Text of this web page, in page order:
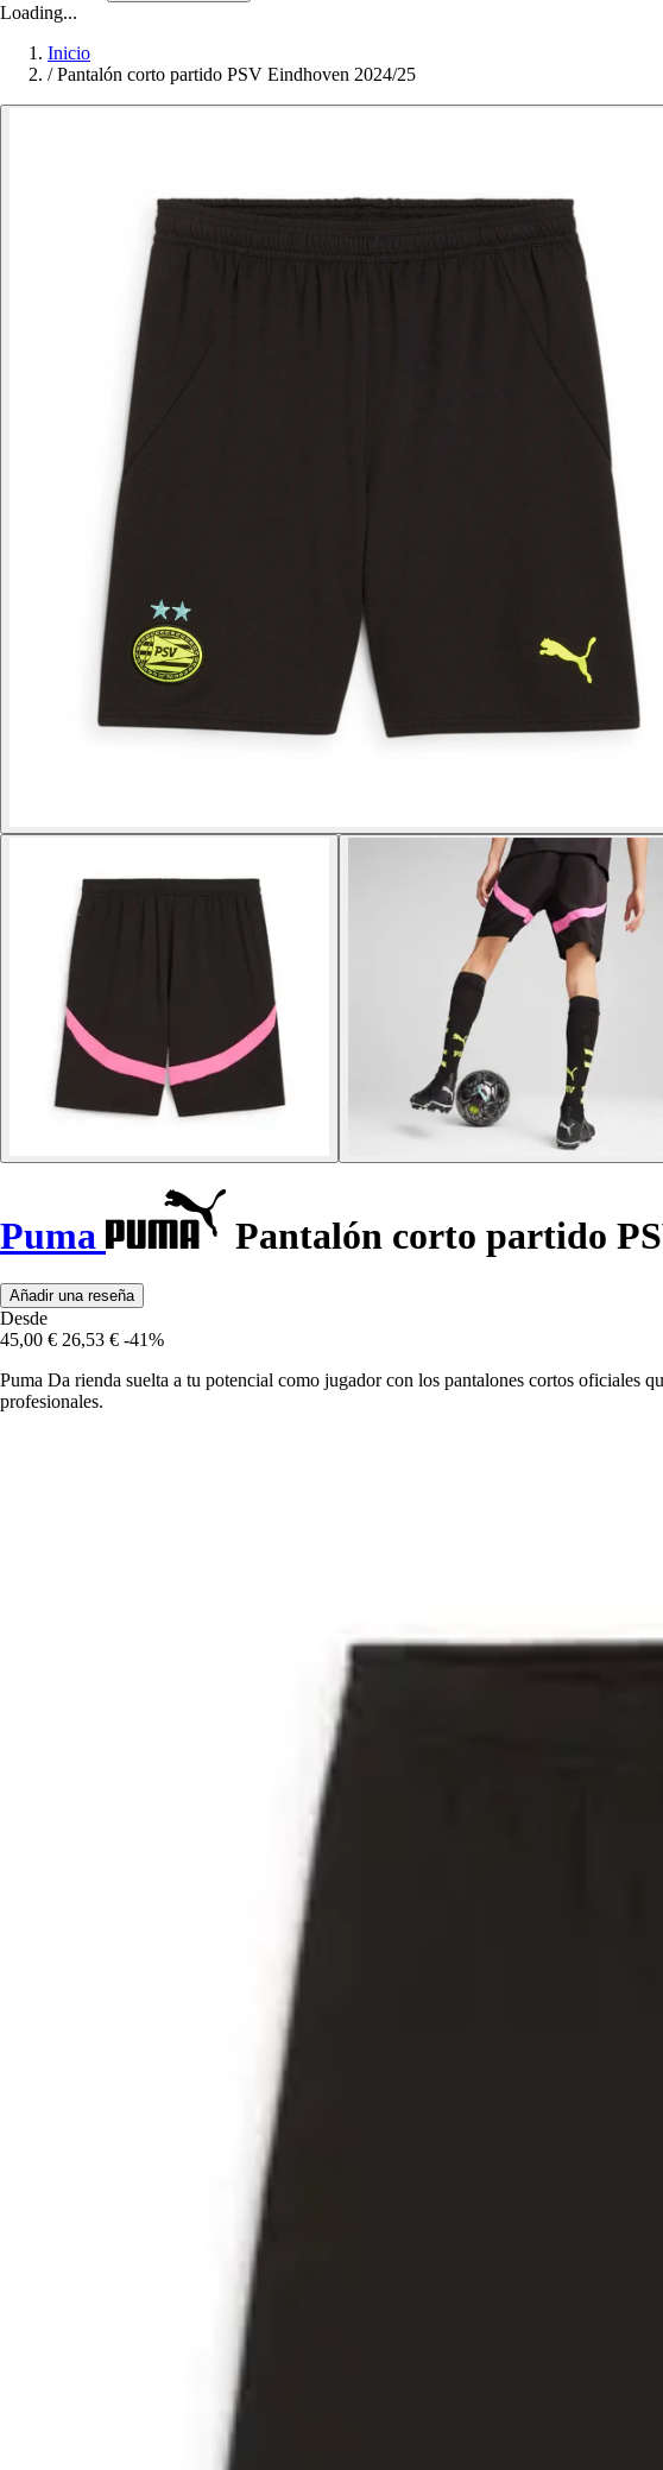
Loading...
Inicio
/ Pantalón corto partido PSV Eindhoven 2024/25
Puma Pantalón corto partido
Añadir una reseña
Desde
45,00 € 26,53 € -41%
Puma Da rienda suelta a tu potencial como jugador con los pantalones cortos oficiales
profesionales.